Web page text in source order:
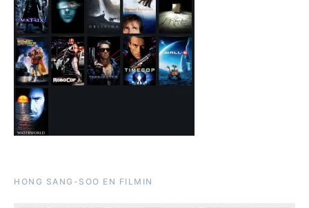
HONG SANG-SOO EN FILMIN